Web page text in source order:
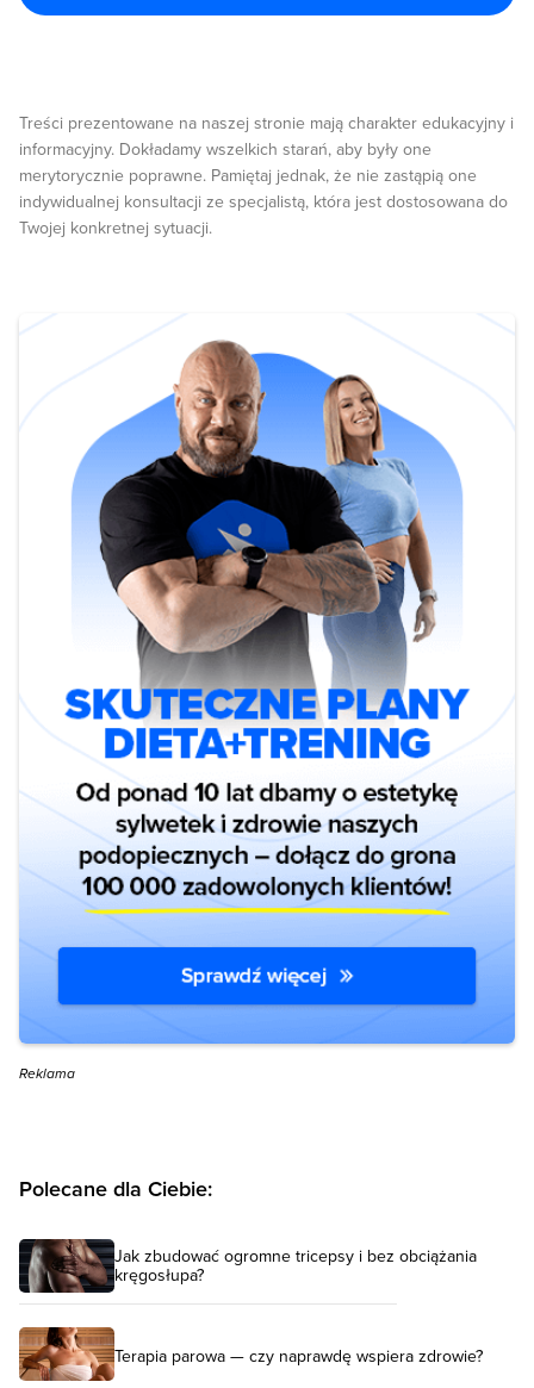
Treści prezentowane na naszej stronie mają charakter edukacyjny i
informacyjny. Dokładamy wszelkich starań, aby były one
merytorycznie poprawne. Pamiętaj jednak, że nie zastąpią one
indywidualnej konsultacji ze specjalistą, która jest dostosowana do
Twojej konkretnej sytuacji.
Reklama
Polecane dla Ciebie:
Jak zbudować ogromne tricepsy i bez obciążania
kręgosłupa?
Terapia parowa — czy naprawdę wspiera zdrowie?